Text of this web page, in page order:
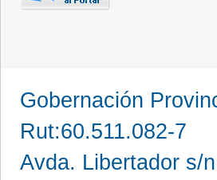
Gobernación
Rut:60.511.082-7
Avda. Libertador s/